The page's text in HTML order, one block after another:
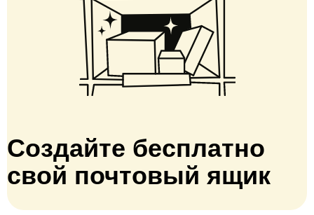
Создайте бесплатно
свой почтовый ящик